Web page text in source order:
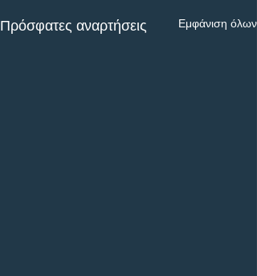
Πρόσφατες αναρτήσεις Εμφάνιση όλων